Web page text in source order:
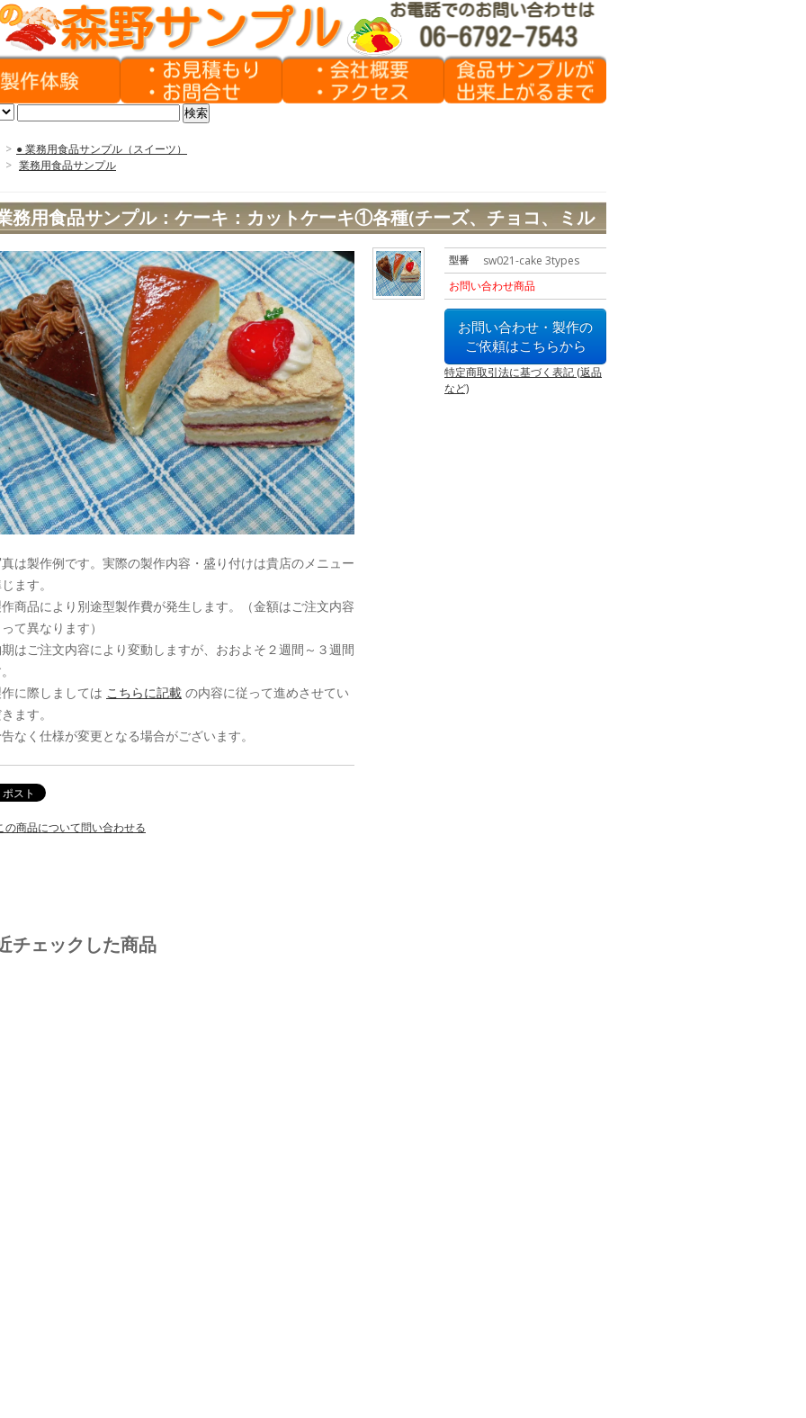
> ● 業務用食品サンプル（スイーツ）
> 業務用食品サンプル
務用食品サンプル：ケーキ：カットケーキ①各種(チーズ、チョコ、ミル
ーユ)
型番
sw021-cake 3types
お問い合わせ商品
お問い合わせ・製作の
ご依頼はこちらから
特定商取引法に基づく表記 (返品
など)
は製作例です。実際の製作内容・盛り付けは貴店のメニュー
ます。
商品により別途型製作費が発生します。（金額はご注文内容
て異なります）
はご注文内容により変動しますが、おおよそ２週間～３週間
に際しましては こちらに記載 の内容に従って進めさせてい
ます。
なく仕様が変更となる場合がございます。
の商品について問い合わせる
チェックした商品